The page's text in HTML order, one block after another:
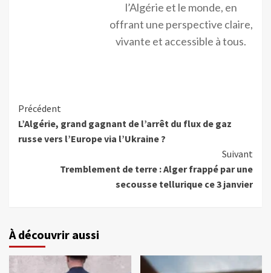
l’Algérie et le monde, en
offrant une perspective claire,
vivante et accessible à tous.
Précédent
L’Algérie, grand gagnant de l’arrêt du flux de gaz
russe vers l’Europe via l’Ukraine ?
Suivant
Tremblement de terre : Alger frappé par une
secousse tellurique ce 3 janvier
À découvrir aussi